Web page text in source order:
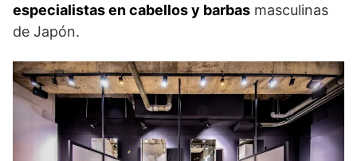
especialistas en cabellos y barbas masculinas
de Japón.